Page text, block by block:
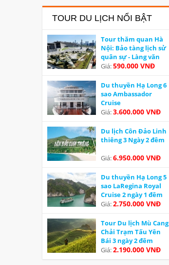
TOUR DU LỊCH NỔI BẬT
Tour thăm quan Hà
Nội: Bảo tàng lịch sử
quân sự - Làng văn
hoá các dân tộc Việt
Giá:590.000 VNĐ
Du thuyền Hạ Long 6
sao Ambassador
Cruise
Giá:3.600.000 VNĐ
Du lịch Côn Đảo Linh
thiêng 3 Ngày 2 đêm
Giá:6.950.000 VNĐ
Du thuyền Hạ Long 5
sao LaRegina Royal
Cruise 2 ngày 1 đêm
Ưu đãi
Giá:2.750.000 VNĐ
Tour Du lịch Mù Cang
Chải Trạm Tấu Yên
Bái 3 ngày 2 đêm
Giá:2.190.000 VNĐ